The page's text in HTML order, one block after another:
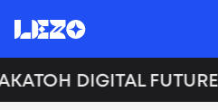
DIGITAL FUTURE